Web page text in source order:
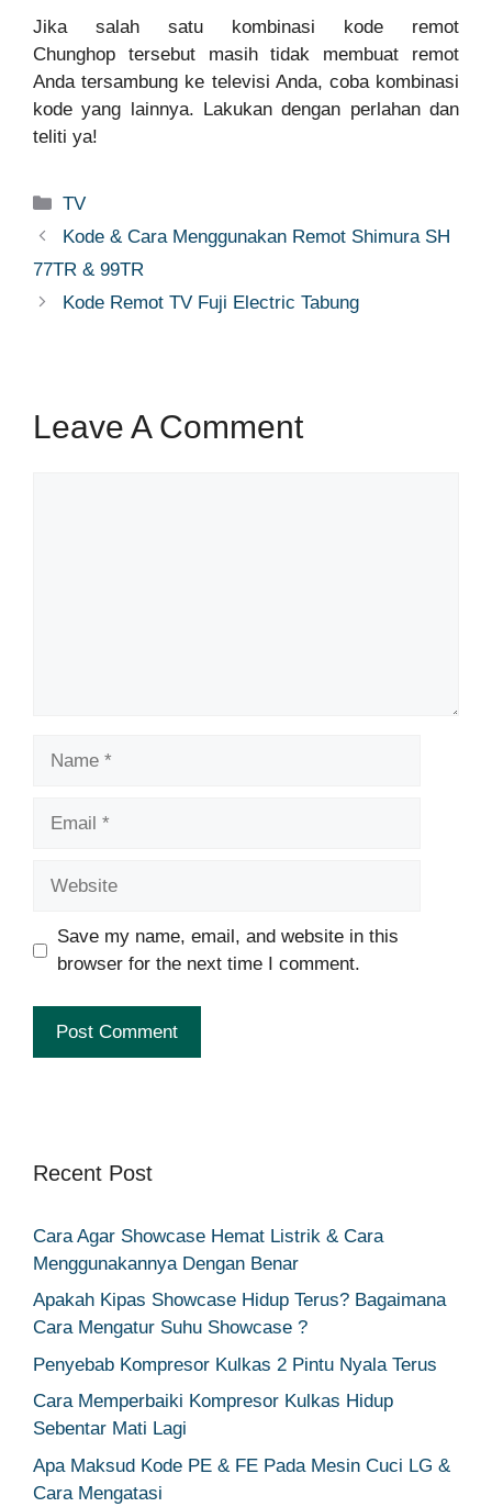
Jika salah satu kombinasi kode remot
Chunghop tersebut masih tidak membuat remot
Anda tersambung ke televisi Anda, coba kombinasi
kode yang lainnya. Lakukan dengan perlahan dan
teliti ya!
Categories
TV
Kode & Cara Menggunakan Remot Shimura SH
77TR & 99TR
Kode Remot TV Fuji Electric Tabung
Leave A Comment
Save my name, email, and website in this
browser for the next time I comment.
Recent Post
Cara Agar Showcase Hemat Listrik & Cara
Menggunakannya Dengan Benar
Apakah Kipas Showcase Hidup Terus? Bagaimana
Cara Mengatur Suhu Showcase ?
Penyebab Kompresor Kulkas 2 Pintu Nyala Terus
Cara Memperbaiki Kompresor Kulkas Hidup
Sebentar Mati Lagi
Apa Maksud Kode PE & FE Pada Mesin Cuci LG &
Cara Mengatasi